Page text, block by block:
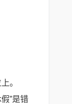
。
”是错